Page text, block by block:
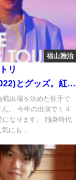
福山雅治
リ
とグッズ。紅白
族になろうよ”
戦出場を決めた歌手で
。 今年の出演で１４
になります。 独身時代
にも...